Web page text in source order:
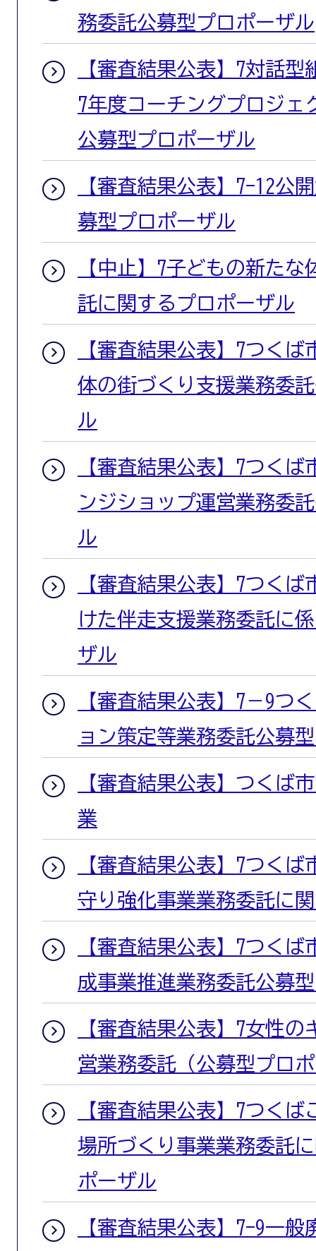
務委託公募型プロポーザル
【審査結果公表】7対話
7年度コーチングプロジェ
公募型プロポーザル
【審査結果公表】7-12公
募型プロポーザル
【中止】7子どもの新た
託に関するプロポーザル
【審査結果公表】7つく
体の街づくり支援業務委
ル
【審査結果公表】7つく
ンジショップ運営業務委
ル
【審査結果公表】7つく
けた伴走支援業務委託に
ザル
【審査結果公表】7－9つ
ョン策定等業務委託公募
【審査結果公表】つくば
業
【審査結果公表】7つく
守り強化事業業務委託に
【審査結果公表】7つく
成事業推進業務委託公募
【審査結果公表】7女性
営業務委託（公募型プロ
【審査結果公表】7つく
場所づくり事業業務委託
ポーザル
【審査結果公表】7-9一